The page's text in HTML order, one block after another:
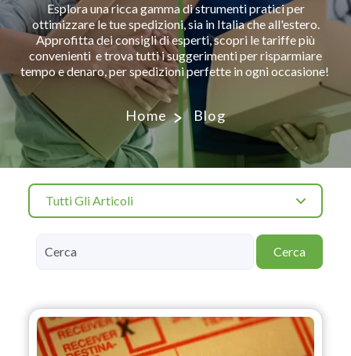
Esplora una ricca gamma di strumenti pratici per
ottimizzare le tue spedizioni, sia in Italia che all'estero.
Approfitta dei consigli di esperti, scopri le tariffe più
convenienti e trova tutti i suggerimenti per risparmiare
tempo e denaro, per spedizioni perfette in ogni occasione!
Home Blog
Tutti Gli Articoli
Cerca